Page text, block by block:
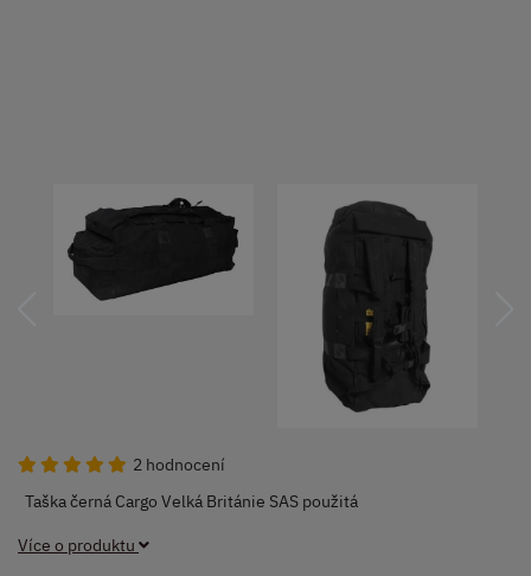
2 hodnocení
Taška černá Cargo Velká Británie SAS použitá
Více o produktu